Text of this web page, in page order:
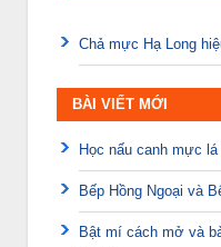
Chả mực Hạ Long
BÀI VIẾT MỚI
Học nấu canh mực
Bếp Hồng Ngoại và
Bật mí cách mở và